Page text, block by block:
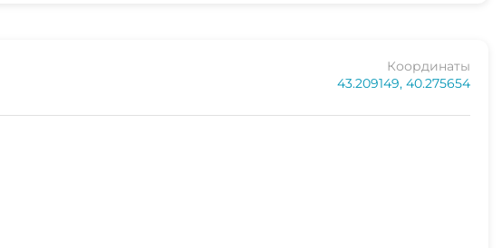
Координаты
43.209149, 40.275654